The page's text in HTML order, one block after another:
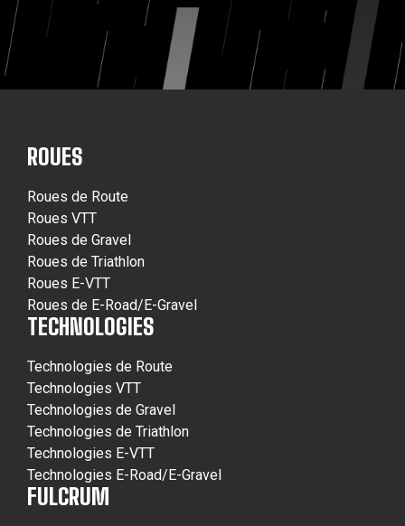
ROUES
Roues de Route
Roues VTT
Roues de Gravel
Roues de Triathlon
Roues E-VTT
Roues de E-Road/E-Gravel
TECHNOLOGIES
Technologies de Route
Technologies VTT
Technologies de Gravel
Technologies de Triathlon
Technologies E-VTT
Technologies E-Road/E-Gravel
FULCRUM